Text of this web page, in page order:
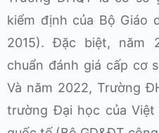
kiểm định của Bộ Giáo
2015). Đặc biệt, năm
chuẩn đánh giá cấp cơ
Và năm 2022, Trường
trường Đại học của